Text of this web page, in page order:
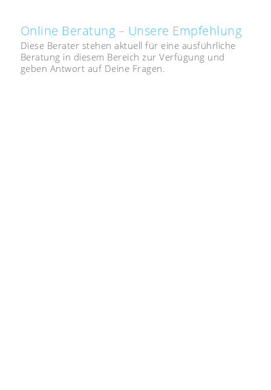
Online Beratung – Unsere Empfehlung
Diese Berater stehen aktuell für eine ausführliche
Beratung in diesem Bereich zur Verfügung und
geben Antwort auf Deine Fragen.